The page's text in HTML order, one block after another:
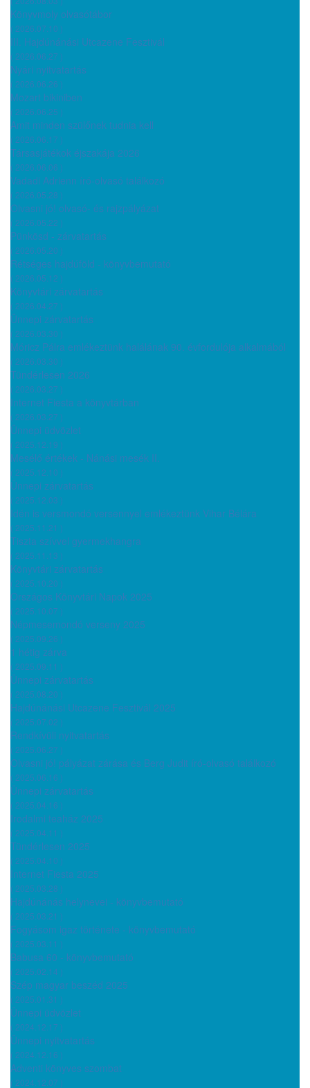
Könyvmoly olvasótábor
( 2026.07.10 )
III. Hajdúnánási Utcazene Fesztivál
( 2026.06.27 )
Nyári nyitvatartás
( 2026.06.26 )
Mozart bikiniben
( 2026.06.25 )
Amit minden szülőnek tudnia kell
( 2026.06.17 )
Társasjátékok éjszakája 2026
( 2026.06.06 )
Vadadi Adrienn író-olvasó találkozó
( 2026.05.28 )
Olvasni jó! olvasó- és rajzpályázat
( 2026.05.22 )
Pünkösd - zárvatartás
( 2026.05.20 )
Rétséges hajdúföld - könyvbemutató
( 2026.05.12 )
Könyvtári zárvatartás
( 2026.04.27 )
Ünnepi zárvatartás
( 2026.03.30 )
Móricz Pálra emlékeztünk halálának 90. évfordulója alkalmából
( 2026.03.30 )
Tündérlesen 2026
( 2026.03.27 )
Internet Fiesta a könyvtárban
( 2026.03.27 )
Ünnepi üdvözlet
( 2025.12.19 )
Mesélő értékek - Nánási mesék II.
( 2025.12.10 )
Ünnepi zárvatartás
( 2025.12.03 )
Idén is versmondó versennyel emlékeztünk Vihar Bélára
( 2025.11.21 )
Tiszta szívvel gyermekhangra
( 2025.11.13 )
Könyvtári zárvatartás
( 2025.10.20 )
Országos Könyvtári Napok 2025
( 2025.10.07 )
Népmesemondó verseny 2025
( 2025.09.26 )
1 hétig zárva
( 2025.09.11 )
Ünnepi zárvatartás
( 2025.08.20 )
Hajdúnánási Utcazene Fesztivál 2025
( 2025.07.02 )
Rendkívüli nyitvatartás
( 2025.06.27 )
Olvasni jó! pályázat zárása és Berg Judit író-olvasó találkozó
( 2025.06.16 )
Ünnepi zárvatartás
( 2025.04.16 )
Irodalmi teaház 2025
( 2025.04.11 )
Tündérlesen 2025
( 2025.04.10 )
Internet Fiesta 2025
( 2025.03.28 )
Hajdúnánás helynevei - könyvbemutató
( 2025.03.21 )
Fogyásom igaz története - könyvbemutató
( 2025.03.11 )
Babusa 60 - könyvbemutató
( 2025.02.14 )
Szép magyar beszéd 2025
( 2025.01.31 )
Ünnepi üdvözlet
( 2024.12.17 )
Ünnepi nyitvatartás
( 2024.12.16 )
Adventi könyves szombat
( 2024.12.07 )